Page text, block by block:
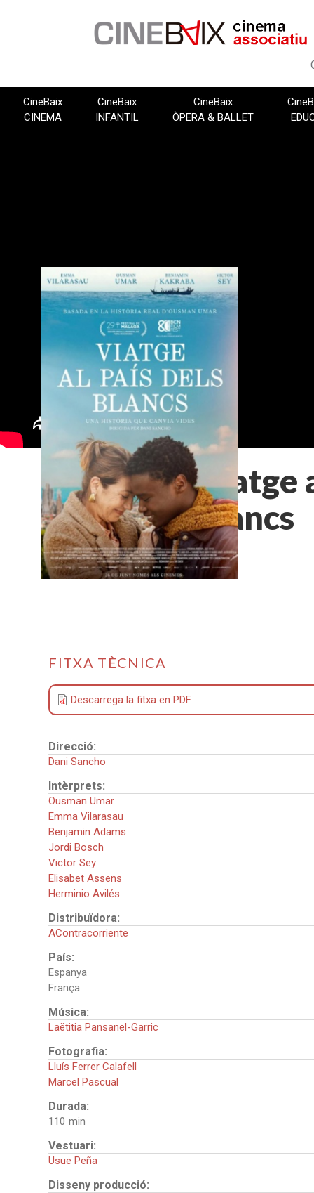
CineBaix
CINEMA
CineBaix
INFANTIL
CineBaix
ÒPERA & BALLET
Viatge
blancs
FITXA TÈCNICA
Descarrega la fitxa en PDF
Direcció:
Dani Sancho
Intèrprets:
Ousman Umar
Emma Vilarasau
Benjamin Adams
Jordi Bosch
Victor Sey
Elisabet Assens
Herminio Avilés
Distribuïdora:
AContracorriente
País:
Espanya
França
Música:
Laëtitia Pansanel-Garric
Fotografia:
Lluís Ferrer Calafell
Marcel Pascual
Durada:
110
Vestuari:
Usue Peña
Disseny producció: